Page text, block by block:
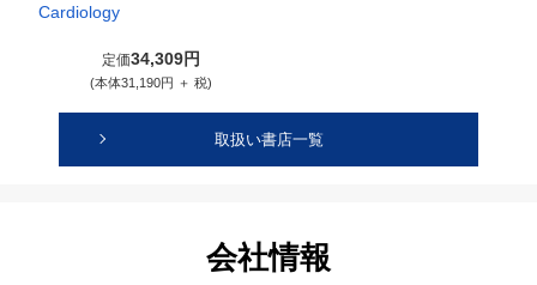
Cardiology
定価34,309円
(本体31,190円 ＋ 税)
取扱い書店一覧
会社情報